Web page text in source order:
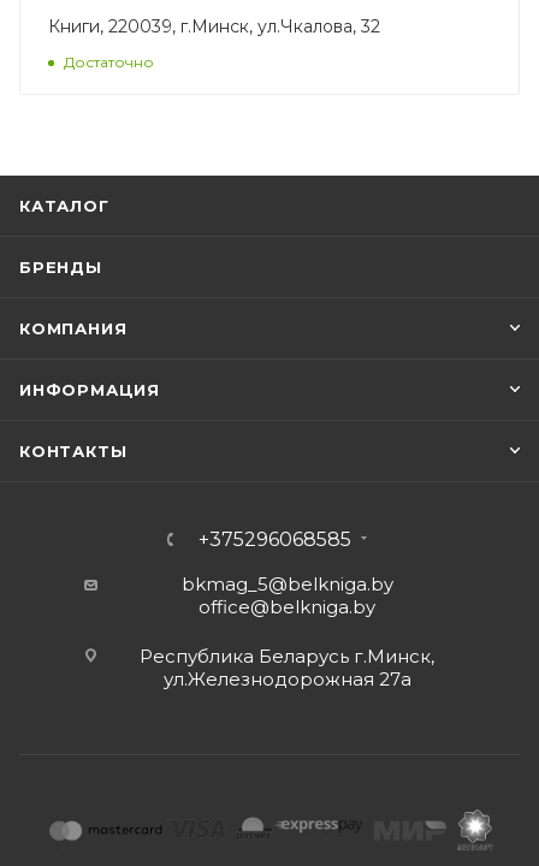
Книги, 220039, г.Минск, ул.Чкалова, 32
Достаточно
КАТАЛОГ
БРЕНДЫ
КОМПАНИЯ
ИНФОРМАЦИЯ
КОНТАКТЫ
+375296068585
bkmag_5@belkniga.by
office@belkniga.by
Республика Беларусь г.Минск,
ул.Железнодорожная 27а